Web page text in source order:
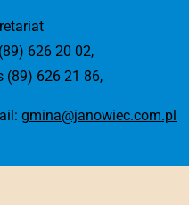
626 20 02,
(89) 626 21 86,
gmina@janowiec.com.pl